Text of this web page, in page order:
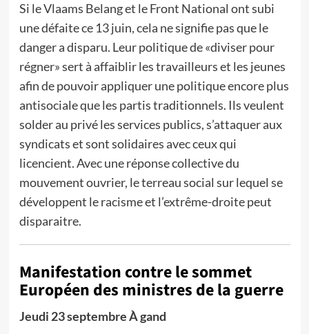
Si le Vlaams Belang et le Front National ont subi
une défaite ce 13 juin, cela ne signifie pas que le
danger a disparu. Leur politique de «diviser pour
régner» sert à affaiblir les travailleurs et les jeunes
afin de pouvoir appliquer une politique encore plus
antisociale que les partis traditionnels. Ils veulent
solder au privé les services publics, s’attaquer aux
syndicats et sont solidaires avec ceux qui
licencient. Avec une réponse collective du
mouvement ouvrier, le terreau social sur lequel se
développent le racisme et l’extrême-droite peut
disparaitre.
Manifestation contre le sommet
Européen des ministres de la guerre
Jeudi 23 septembre À gand